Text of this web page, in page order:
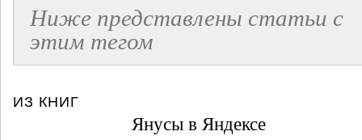
Ниже представлены статьи с
этим тегом
ИЗ КНИГ
Янусы в Яндексе